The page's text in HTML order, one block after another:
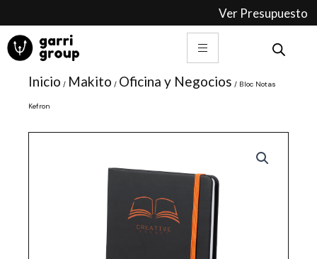
contenido
Ver Presupuesto
Inicio / Makito / Oficina y Negocios / Bloc Notas
Kefron